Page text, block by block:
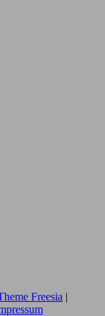
Freesia |